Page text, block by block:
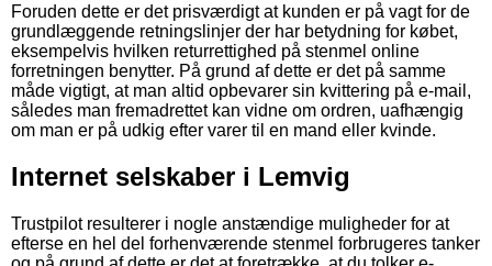
Foruden dette er det prisværdigt at kunden er på vagt for de
grundlæggende retningslinjer der har betydning for købet,
eksempelvis hvilken returrettighed på stenmel online
forretningen benytter. På grund af dette er det på samme
måde vigtigt, at man altid opbevarer sin kvittering på e-mail,
således man fremadrettet kan vidne om ordren, uafhængig
om man er på udkig efter varer til en mand eller kvinde.
Internet selskaber i Lemvig
Trustpilot resulterer i nogle anstændige muligheder for at
efterse en hel del forhenværende stenmel forbrugeres tanker